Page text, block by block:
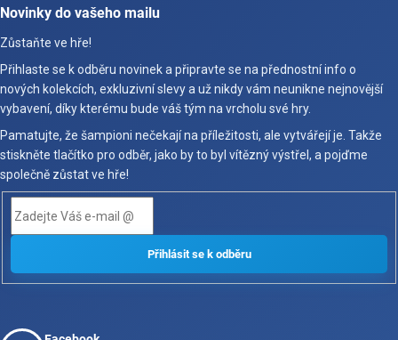
Novinky do vašeho mailu
Zůstaňte ve hře!
Přihlaste se k odběru novinek a připravte se na přednostní info o
nových kolekcích, exkluzivní slevy a už nikdy vám neunikne nejnovější
vybavení, díky kterému bude váš tým na vrcholu své hry.
Pamatujte, že šampioni nečekají na příležitosti, ale vytvářejí je. Takže
stiskněte tlačítko pro odběr, jako by to byl vítězný výstřel, a pojďme
společně zůstat ve hře!